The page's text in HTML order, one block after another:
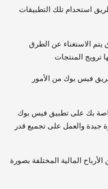
استحدام تلك التطبيقات
يتم الاستغناء عن الطرق
ترويج المنتجات
فيس بوك من الأمور
بك على تطبيق فيس بوك
والعمل على تجميع قدر
المالية المختلفة بصورة